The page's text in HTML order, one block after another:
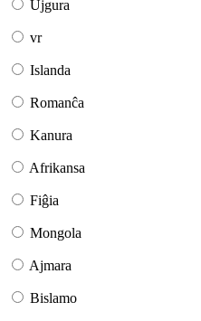
Ujgura
vr
Islanda
Romanĉa
Kanura
Afrikansa
Fiĝia
Mongola
Ajmara
Bislamo